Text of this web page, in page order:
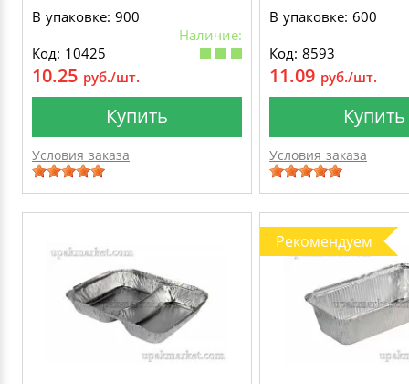
В упаковке: 900
Наличие:
Код: 10425
10.25 руб./шт.
Купить
Условия заказа
В упаковке: 600
Код: 8593
11.09 руб./шт.
Купить
Условия заказа
Рекомендуем